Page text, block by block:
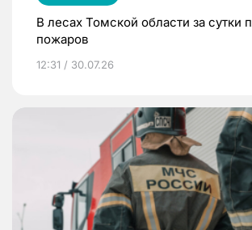
В лесах Томской области за сутки
пожаров
12:31 / 30.07.26